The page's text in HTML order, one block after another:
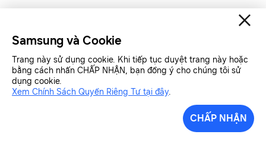
Liên hệ
Samsung và Cookie
Trang này sử dụng cookie. Khi tiếp tục duyệt trang này hoặc
bằng cách nhấn CHẤP NHẬN, bạn đồng ý cho chúng tôi sử
dụng cookie.
Xem Chính Sách Quyền Riêng Tư tại đây.
CHẤP NHẬN